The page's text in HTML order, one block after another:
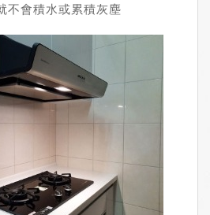
不會積水或累積灰塵